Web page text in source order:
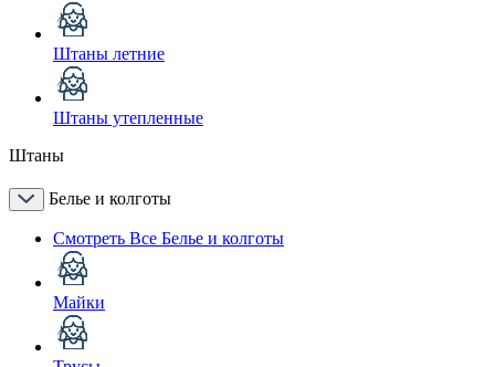
Штаны летние
Штаны утепленные
Штаны
Белье и колготы
Смотреть Все Белье и колготы
Майки